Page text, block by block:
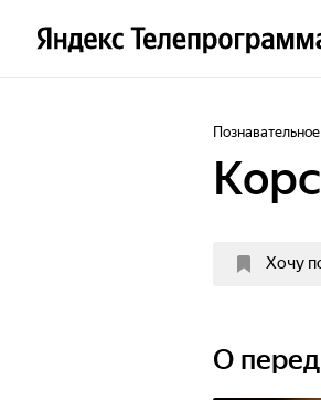
Познавательное
Хочу
О